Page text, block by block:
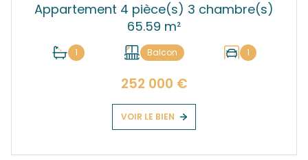
Appartement 4 pièce(s) 3 chambre(s)
65.59 m²
1 Balcon 1
252 000 €
VOIR LE BIEN